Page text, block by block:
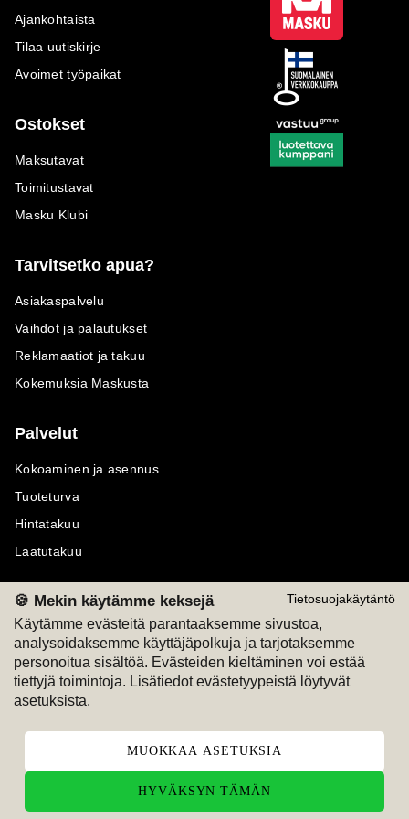
Tietosuojakäytäntö
🍪 Mekin käytämme keksejä
Käytämme evästeitä parantaaksemme sivustoa,
analysoidaksemme käyttäjäpolkuja ja tarjotaksemme
personoitua sisältöä. Evästeiden kieltäminen voi estää
tiettyjä toimintoja. Lisätiedot evästetyypeistä löytyvät
asetuksista.
MUOKKAA ASETUKSIA
HYVÄKSYN TÄMÄN
Ajankohtaista
Tilaa uutiskirje
Avoimet työpaikat
Ostokset
Maksutavat
Toimitustavat
Masku Klubi
Tarvitsetko apua?
Asiakaspalvelu
Vaihdot ja palautukset
Reklamaatiot ja takuu
Kokemuksia Maskusta
Palvelut
Kokoaminen ja asennus
Tuoteturva
Hintatakuu
Laatutakuu
Maksutavat
M
Seuraa meitä